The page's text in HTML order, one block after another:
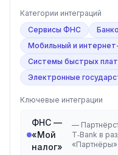
Категории интеграций
Сервисы ФНС
Мобильный и
Системы быстрых
Электронные
Ключевые интеграции
ФНС —
«Мой
налог»
—
T‑Bank в
«Партнёры»